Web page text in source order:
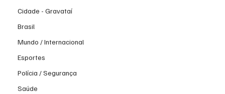
Cidade - Gravataí
Brasil
Mundo / Internacional
Esportes
Polícia / Segurança
Saúde